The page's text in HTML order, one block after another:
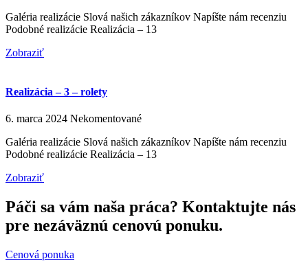
Galéria realizácie Slová našich zákazníkov Napíšte nám recenziu
Podobné realizácie Realizácia – 13
Zobraziť
Realizácia – 3 – rolety
6. marca 2024 Nekomentované
Galéria realizácie Slová našich zákazníkov Napíšte nám recenziu
Podobné realizácie Realizácia – 13
Zobraziť
Páči sa vám naša práca? Kontaktujte nás
pre nezáväznú cenovú ponuku.
Cenová ponuka